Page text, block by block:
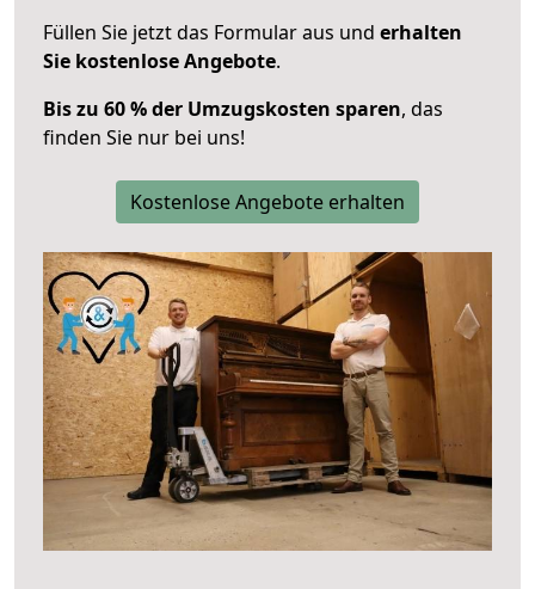
Füllen Sie jetzt das Formular aus und erhalten
Sie kostenlose Angebote.
Bis zu 60 % der Umzugskosten sparen, das
finden Sie nur bei uns!
Kostenlose Angebote erhalten